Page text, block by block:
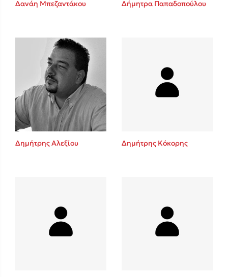
Sebastian Fitzek
Playlist
Δανάη Μπεζαντάκου Δήμητρα Παπαδοπούλου
Δημήτρης Αλεξίου Δημήτρης Κόκορης